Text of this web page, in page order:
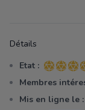
Détails
Etat : 4 sur 5
Membres
Mis en ligne le :